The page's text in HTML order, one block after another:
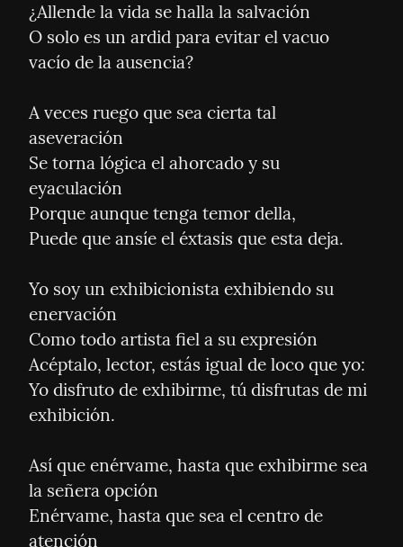
¿Allende la vida se halla la salvación
O solo es un ardid para evitar el vacuo
vacío de la ausencia?
A veces ruego que sea cierta tal
aseveración
Se torna lógica el ahorcado y su
eyaculación
Porque aunque tenga temor della,
Puede que ansíe el éxtasis que esta deja.
Yo soy un exhibicionista exhibiendo su
enervación
Como todo artista fiel a su expresión
Acéptalo, lector, estás igual de loco que yo:
Yo disfruto de exhibirme, tú disfrutas de mi
exhibición.
Así que enérvame, hasta que exhibirme sea
la señera opción
Enérvame, hasta que sea el centro de
atención